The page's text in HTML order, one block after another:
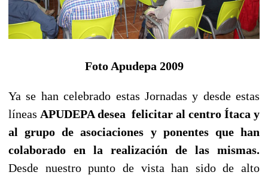
Foto Apudepa 2009
Ya se han celebrado estas Jornadas y desde estas
líneas APUDEPA desea felicitar al centro Ítaca y
al grupo de asociaciones y ponentes que han
colaborado en la realización de las mismas.
Desde nuestro punto de vista han sido de alto